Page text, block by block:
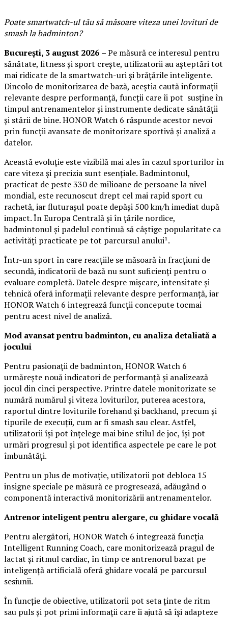
Poate smartwatch-ul tăusă măsoare viteza unei lovituri de
smash la badminton?
București, 3 august 2026 –Pe măsură ce interesul pentru
sănătate, fitness și sport crește, utilizatorii au așteptări tot
mai ridicate de la smartwatch-uri și brățările inteligente.
Dincolo de monitorizarea de bază, aceștia caută informații
relevante despre performanță, funcții care îi pot susține în
timpul antrenamentelor și instrumente dedicate sănătății
și stării de bine. HONOR Watch 6 răspunde acestor nevoi
prin funcții avansate de monitorizare sportivă și analiză a
datelor.
Această evoluție este vizibilă mai ales în cazul sporturilor în
care viteza și precizia sunt esențiale. Badmintonul,
practicat de peste 330 de milioane de persoane la nivel
mondial, este recunoscut drept cel mai rapid sport cu
rachetă, iar fluturașul poate depăși 500 km/h imediat după
impact. În Europa Centrală și în țările nordice,
badmintonul și padelul continuă să câștige popularitate ca
activități practicate pe tot parcursul anului¹.
Într-un sport în care reacțiile se măsoară în fracțiuni de
secundă, indicatorii de bază nu sunt suficienți pentru o
evaluare completă. Datele despre mișcare, intensitate și
tehnică oferă informații relevante despre performanță, iar
HONOR Watch 6 integrează funcții concepute tocmai
pentru acest nivel de analiză.
Mod avansat pentru badminton, cu analiza detaliată a
jocului
Pentru pasionații de badminton, HONOR Watch 6
urmărește nouă indicatori de performanță și analizează
jocul din cinci perspective. Printre datele monitorizate se
numără numărul și viteza loviturilor, puterea acestora,
raportul dintre loviturile forehand și backhand, precum și
tipurile de execuții, cum ar fi smash sau clear. Astfel,
utilizatorii își pot înțelege mai bine stilul de joc, își pot
urmări progresul și pot identifica aspectele pe care le pot
îmbunătăți.
Pentru un plus de motivație, utilizatorii pot debloca 15
insigne speciale pe măsură ce progresează, adăugând o
componentă interactivă monitorizării antrenamentelor.
Antrenor inteligent pentru alergare, cu ghidare vocală
Pentru alergători, HONOR Watch 6 integrează funcția
Intelligent Running Coach, care monitorizează pragul de
lactat și ritmul cardiac, în timp ce antrenorul bazat pe
inteligență artificială oferă ghidare vocală pe parcursul
sesiunii.
În funcție de obiective, utilizatorii pot seta ținte de ritm
sau puls și pot primi informații care îi ajută să își adapteze